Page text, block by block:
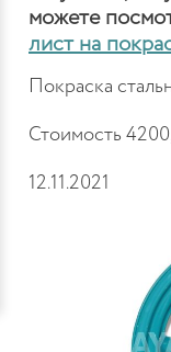
можете
лист на
Покраска
Стоимость
12.11.2021